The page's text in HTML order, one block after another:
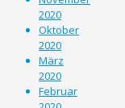
2020
Oktober
2020
März
2020
Februar